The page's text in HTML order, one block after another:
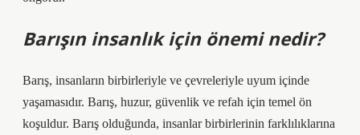
Barışın insanlık için önemi nedir?
Barış, insanların birbirleriyle ve çevreleriyle uyum içinde
yaşamasıdır. Barış, huzur, güvenlik ve refah için temel ön
koşuldur. Barış olduğunda, insanlar birbirlerinin farklılıklarına